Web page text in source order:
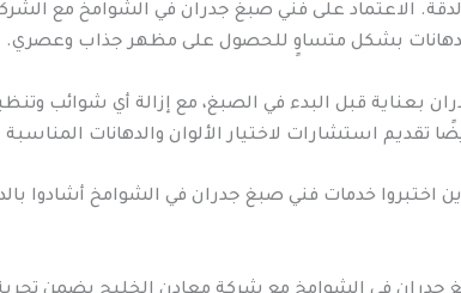
الاعتماد على فني صبغ جدران في الشوامخ مع
الدهانات بشكل متساوٍ للحصول على مظهر جذاب وعصري.
بعناية قبل البدء في الصبغ، مع إزالة أي شوائب
تقديم استشارات لاختيار الألوان والدهانات
اختبروا خدمات فني صبغ جدران في الشوامخ أشادوا